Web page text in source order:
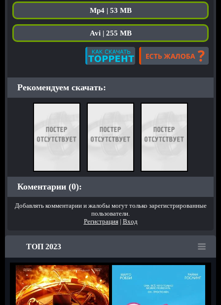
Mp4 | 53 MB
Avi | 255 MB
Рекомендуем скачать:
Коментарии (0):
Добавлять комментарии и жалобы могут только зарегистрированные
пользователи.
Регистрация| Вход
ТОП 2023